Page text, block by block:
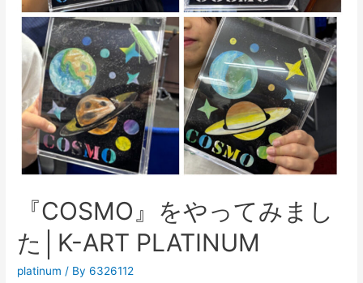
『COSMO』をやってみまし
た│K-ART PLATINUM
platinum / By6326112